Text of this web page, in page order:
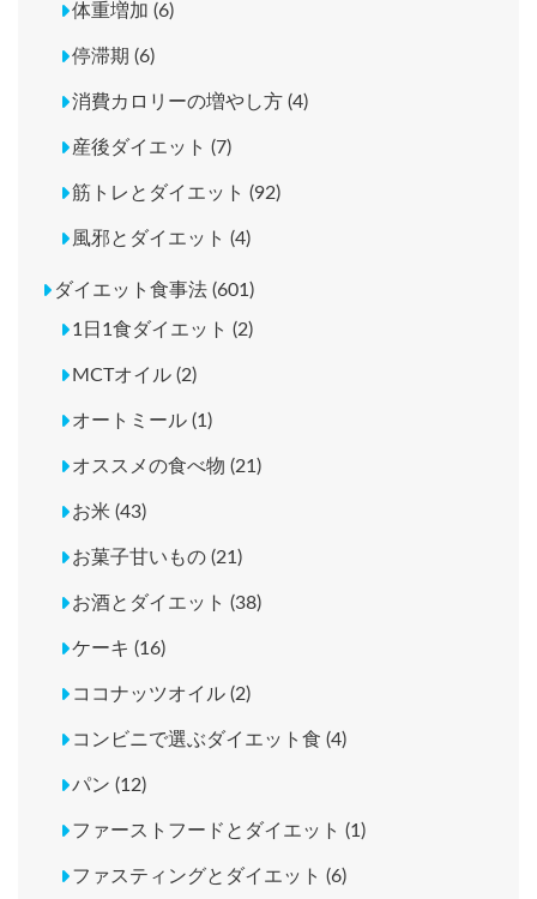
体重増加 (6)
停滞期 (6)
消費カロリーの増やし方 (4)
産後ダイエット (7)
筋トレとダイエット (92)
風邪とダイエット (4)
ダイエット食事法 (601)
1日1食ダイエット (2)
MCTオイル (2)
オートミール (1)
オススメの食べ物 (21)
お米 (43)
お菓子甘いもの (21)
お酒とダイエット (38)
ケーキ (16)
ココナッツオイル (2)
コンビニで選ぶダイエット食 (4)
パン (12)
ファーストフードとダイエット (1)
ファスティングとダイエット (6)